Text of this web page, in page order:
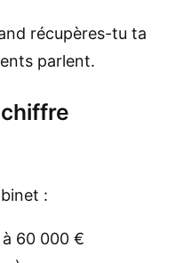
récupères-tu ta
parlent.
:
60 000 €